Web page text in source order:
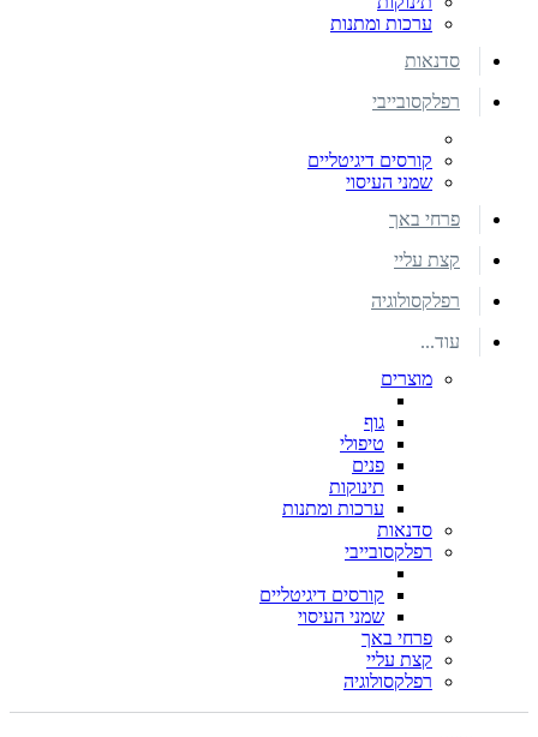
ערכות ומתנות
סדנאות
רפלקסובייבי
קורסים דיגיטליים
שמני העיסוי
פרחי באך
קצת עליי
רפלקסולוגיה
עוד...
מוצרים
גוף
טיפולי
פנים
תינוקות
ערכות ומתנות
סדנאות
רפלקסובייבי
קורסים דיגיטליים
שמני העיסוי
פרחי באך
קצת עליי
רפלקסולוגיה